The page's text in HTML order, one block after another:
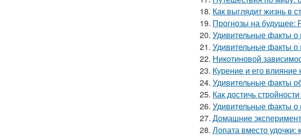
18. Как выглядит жизнь в
19. Прогнозы на будущее:
20. Удивительные факты
21. Удивительные факты о
22. Никотиновой
23. Курение и его
24. Удивительные факты
25. Как достичь
26. Удивительные факты
27. Домашние
28. Лопата вместо